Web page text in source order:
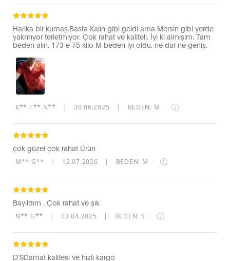
Harika bir kumaş.Basta Kalın gibi geldi ama Mersin gibi yerde
yakmıyor terletmiyor. Çok rahat ve kaliteli. İyi ki almışım. Tam
beden alın. 173 e 75 kilo M beden iyi oldu. ne dar ne geniş.
K** T** N** | 30.06.2025 | BEDEN: M ·
çok güzel çok rahat Ürün
M** G** | 12.07.2026 | BEDEN: M ·
Bayıldım . Çok rahat ve şık
N** G** | 03.04.2025 | BEDEN: S ·
D’SDamat kalitesi ve hızlı kargo